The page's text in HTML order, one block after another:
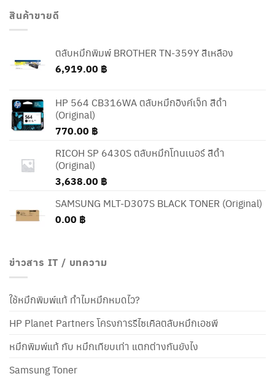
สินค้าขายดี
ตลับหมึกพิมพ์ BROTHER TN-359Y สีเหลือง
6,919.00 ฿
HP 564 CB316WA ตลับหมึกอิงค์เจ็ท สีดำ
(Original)
770.00 ฿
RICOH SP 6430S ตลับหมึกโทนเนอร์ สีดำ
(Original)
3,638.00 ฿
SAMSUNG MLT-D307S BLACK TONER (Original)
0.00 ฿
ข่าวสาร IT / บทความ
ใช้หมึกพิมพ์แท้ ทำไมหมึกหมดไว?
HP Planet Partners โครงการรีไซเคิลตลับหมึกเอชพี
หมึกพิมพ์แท้ กับ หมึกเทียบเท่า แตกต่างกันยังไง
Samsung Toner